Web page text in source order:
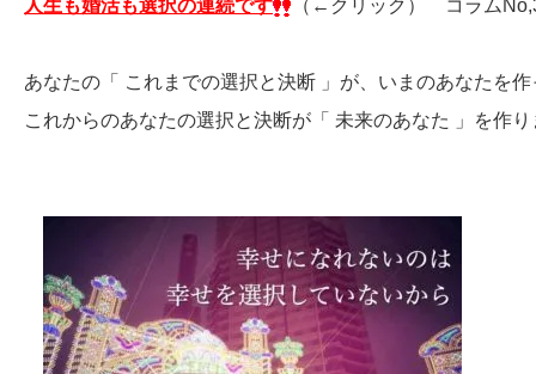
人生も婚活も選択の連続です （←クリック） コラム
あなたの「 これまでの選択と決断 」が、いまのあなたを
これからのあなたの選択と決断が「 未来のあなた 」を作